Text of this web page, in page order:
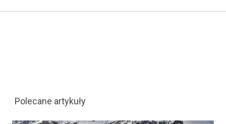
Polecane artykuły